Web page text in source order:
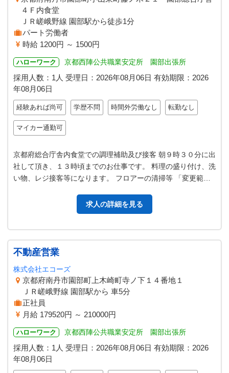
４Ｆ内食堂
ＪＲ嵯峨野線 園部駅から徒歩1分
パート労働者
時給 1200円 ～ 1500円
ハローワーク 京都西陣公共職業安定所 園部出張所
採用人数：1人 受理日： 2026年08月06日 有効期限： 2026
年08月06日
経験あれば尚可 学歴不問 時間外労働なし 転勤なし
マイカー通勤可
京都府総合庁舎内食堂での調理補助及び接客 朝９時３０分に出
社して頂き、１３時頃までのお仕事です。 料理の盛り付け、洗
い物、レジ接客等になります。 フロアーの清掃等 「変更範
求人の詳細を見る
不動産営業
株式会社エコーズ
京都府南丹市園部町上木崎町寺ノ下１４番地１
ＪＲ嵯峨野線 園部駅から 車5分
正社員
月給 179520円 ～ 210000円
ハローワーク 京都西陣公共職業安定所 園部出張所
採用人数：1人 受理日： 2026年08月06日 有効期限： 2026
年08月06日